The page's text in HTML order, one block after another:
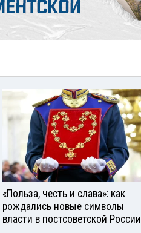
«Польза, честь и слава»: как
рождались новые символы
власти в постсоветской России